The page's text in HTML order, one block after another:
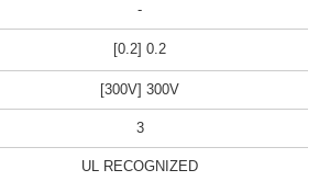
-
[0.2] 0.2
[300V] 300V
3
UL RECOGNIZED